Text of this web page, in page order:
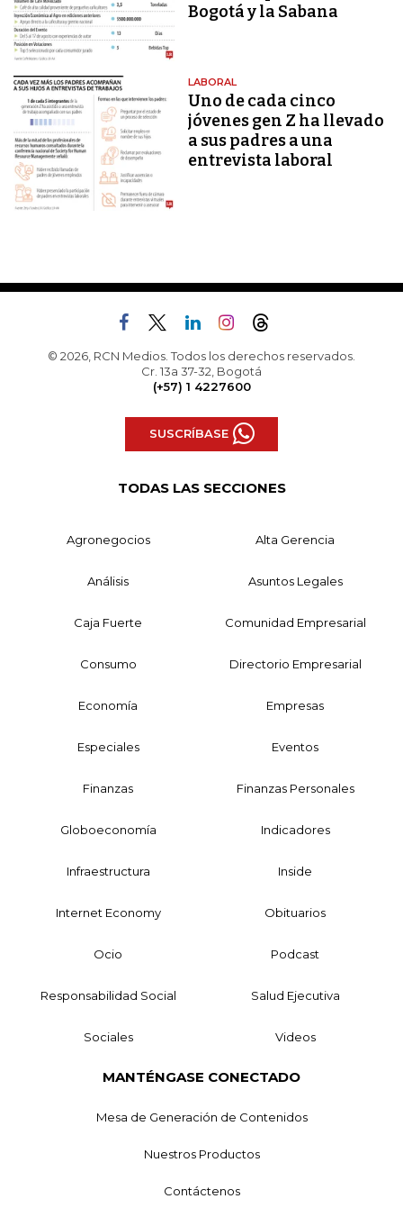
Bogotá y la Sabana
LABORAL
Uno de cada cinco
jóvenes gen Z ha llevado
a sus padres a una
entrevista laboral
© 2026, RCN Medios. Todos los derechos reservados.
Cr. 13a 37-32, Bogotá
(+57) 1 4227600
SUSCRÍBASE
TODAS LAS SECCIONES
Agronegocios Alta Gerencia
Análisis Asuntos Legales
Caja Fuerte Comunidad Empresarial
Consumo Directorio Empresarial
Economía Empresas
Especiales Eventos
Finanzas Finanzas Personales
Globoeconomía Indicadores
Infraestructura Inside
Internet Economy Obituarios
Ocio Podcast
Responsabilidad Social Salud Ejecutiva
Sociales Videos
MANTÉNGASE CONECTADO
Mesa de Generación de Contenidos
Nuestros Productos
Contáctenos